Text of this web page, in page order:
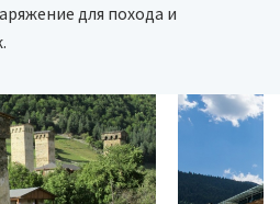
для похода и